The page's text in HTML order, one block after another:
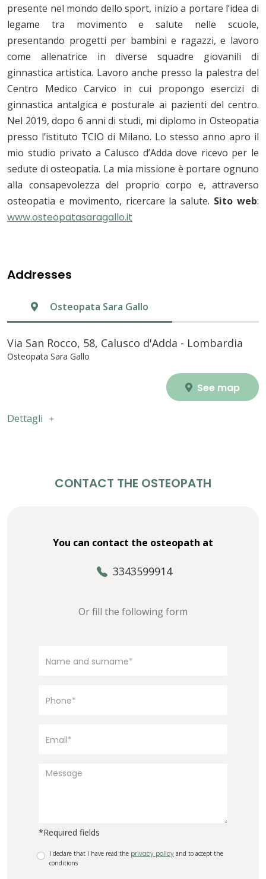
presente nel mondo dello sport, inizio a portare l’idea di
legame tra movimento e salute nelle scuole,
presentando progetti per bambini e ragazzi, e lavoro
come allenatrice in diverse squadre giovanili di
ginnastica artistica. Lavoro anche presso la palestra del
Centro Medico Carvico in cui propongo esercizi di
ginnastica antalgica e posturale ai pazienti del centro.
Nel 2019, dopo 6 anni di studi, mi diplomo in Osteopatia
presso l’istituto TCIO di Milano. Lo stesso anno apro il
mio studio privato a Calusco d’Adda dove ricevo per le
sedute di osteopatia. La mia missione è portare ognuno
alla consapevolezza del proprio corpo e, attraverso
osteopatia e movimento, ricercare la salute. Sito web:
www.osteopatasaragallo.it
Addresses
Osteopata Sara Gallo
Via San Rocco, 58, Calusco d'Adda - Lombardia
Osteopata Sara Gallo
See map
Dettagli
CONTACT THE OSTEOPATH
You can contact the osteopath at
3343599914
Or fill the following form
*Required fields
I declare that I have read the privacy policy and to accept the
conditions